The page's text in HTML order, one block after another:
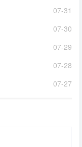
07-31
07-30
07-29
07-28
07-27